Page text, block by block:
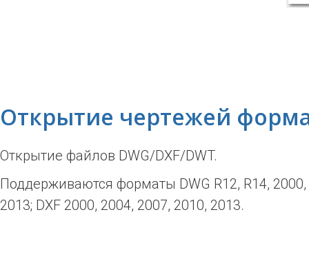
Открытие чертежей
Открытие файлов DWG/DXF/DWT.
Поддерживаются форматы DWG R12, R14, 2000,
2013; DXF 2000, 2004, 2007, 2010, 2013.